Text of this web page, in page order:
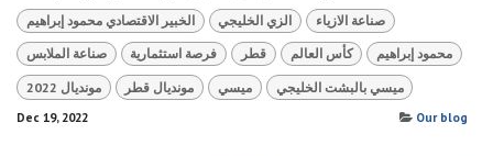
الخبير الاقتصادي محمود إبراهيم الزي الخليجي صناعة الازياء
صناعة الملابس فرصة استثمارية قطر كأس العالم محمود إبراهيم
مونديال 2022 مونديال قطر ميسي
ميسي بالبشت الخليجي
Dec 19, 2022
Our blog